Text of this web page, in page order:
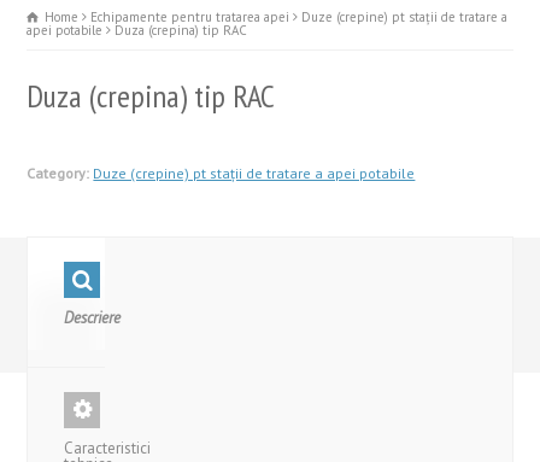
Home Echipamente pentru tratarea apei Duze (crepine) pt stații de tratare a
apei potabile Duza (crepina) tip RAC
Duza (crepina) tip RAC
Category: Duze (crepine) pt stații de tratare a apei potabile
Descriere
Caracteristici